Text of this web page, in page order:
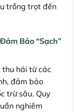
trồng trọt đến
Bảo “Sạch”
thu hái từ các
đảm bảo
trừ sâu. Quy
nghiêm